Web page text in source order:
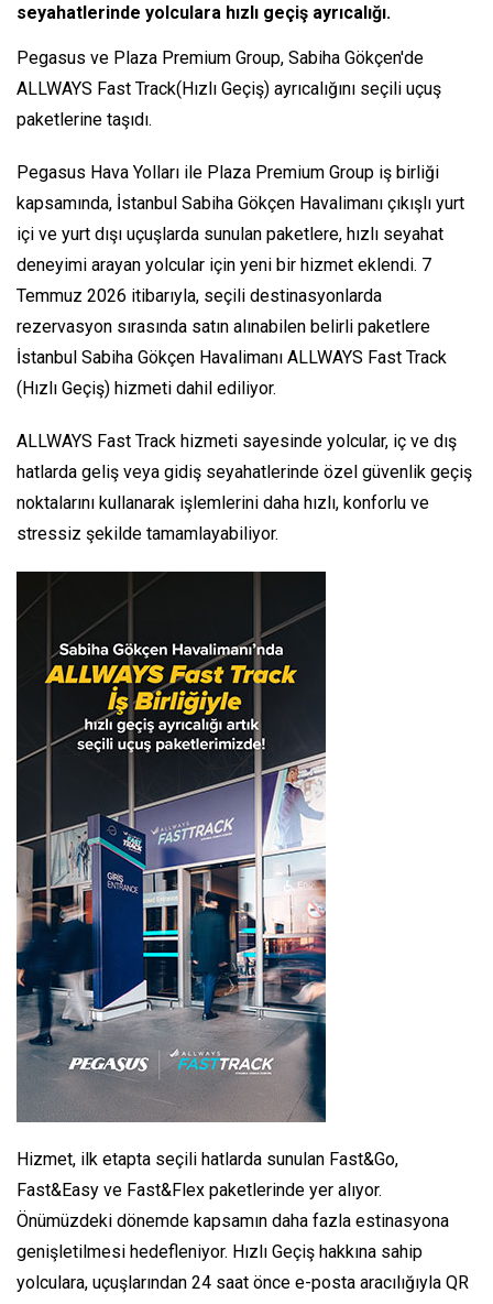
seyahatlerinde yolculara hızlı geçiş ayrıcalığı.
Pegasus ve Plaza Premium Group, Sabiha Gökçen'de
ALLWAYS Fast Track(Hızlı Geçiş) ayrıcalığını seçili uçuş
paketlerine taşıdı.
Pegasus Hava Yolları ile Plaza Premium Group iş birliği
kapsamında, İstanbul Sabiha Gökçen Havalimanı çıkışlı yurt
içi ve yurt dışı uçuşlarda sunulan paketlere, hızlı seyahat
deneyimi arayan yolcular için yeni bir hizmet eklendi. 7
Temmuz 2026 itibarıyla, seçili destinasyonlarda
rezervasyon sırasında satın alınabilen belirli paketlere
İstanbul Sabiha Gökçen Havalimanı ALLWAYS Fast Track
(Hızlı Geçiş) hizmeti dahil ediliyor.
ALLWAYS Fast Track hizmeti sayesinde yolcular, iç ve dış
hatlarda geliş veya gidiş seyahatlerinde özel güvenlik geçiş
noktalarını kullanarak işlemlerini daha hızlı, konforlu ve
stressiz şekilde tamamlayabiliyor.
Hizmet, ilk etapta seçili hatlarda sunulan Fast&Go,
Fast&Easy ve Fast&Flex paketlerinde yer alıyor.
Önümüzdeki dönemde kapsamın daha fazla estinasyona
genişletilmesi hedefleniyor. Hızlı Geçiş hakkına sahip
yolculara, uçuşlarından 24 saat önce e-posta aracılığıyla QR